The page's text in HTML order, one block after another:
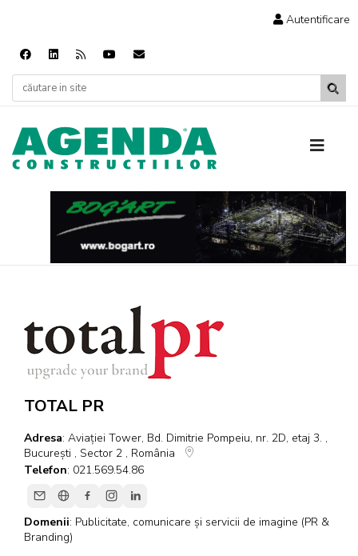
Autentificare
TOTAL PR
Adresa: Aviației Tower, Bd. Dimitrie Pompeiu, nr. 2D, etaj 3. ,
București , Sector 2 , România
Telefon: 021.569.54.86
Domenii: Publicitate, comunicare și servicii de imagine (PR &
Branding)